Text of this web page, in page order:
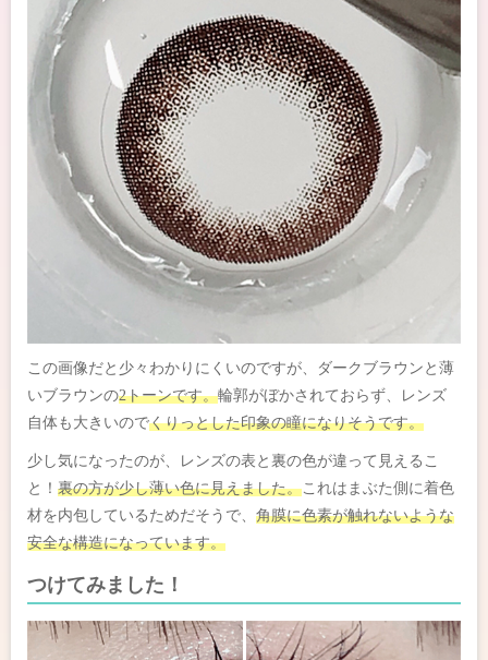
この画像だと少々わかりにくいのですが、ダークブラウンと薄
いブラウンの2トーンです。輪郭がぼかされておらず、レンズ
自体も大きいのでくりっとした印象の瞳になりそうです。
少し気になったのが、レンズの表と裏の色が違って見えるこ
と！ 裏の方が少し薄い色に見えました。これはまぶた側に着色
材を内包しているためだそうで、 角膜に色素が触れないような
安全な構造になっています。
つけてみました！